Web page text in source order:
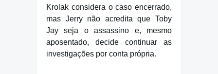
Krolak considera o caso encerrado,
mas Jerry não acredita que Toby
Jay seja o assassino e, mesmo
aposentado, decide continuar as
investigações por conta própria.